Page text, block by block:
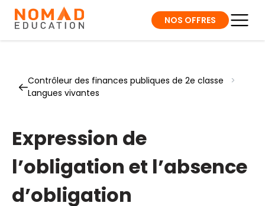
NOS OFFRES
Contrôleur des finances publiques de 2e classe
>
Langues vivantes
Expression de
l’obligation et l’absence
d’obligation